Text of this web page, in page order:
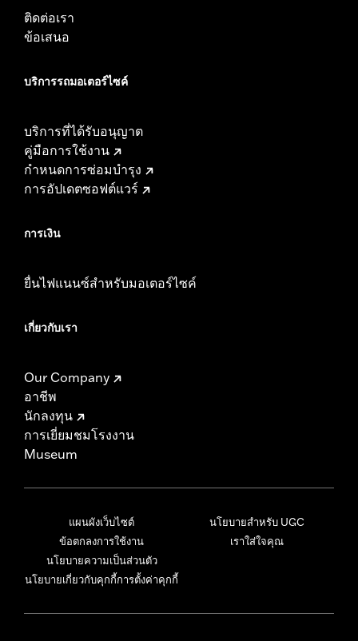
ติดต่อเรา
ข้อเสนอ
บริการรถมอเตอร์ไซค์​
บริการที่ได้รับอนุญาต
คู่มือการใช้งาน
กำหนดการซ่อมบำรุง
การอัปเดตซอฟต์แวร์
การเงิน
ยื่นไฟแนนซ์สำหรับมอเตอร์ไซค์
เกี่ยวกับเรา
Our Company
อาชีพ
นักลงทุน
การเยี่ยมชมโรงงาน
Museum
แผนผังเว็บไซต์
ข้อตกลงการใช้งาน
นโยบายความเป็นส่วนตัว
นโยบายเกี่ยวกับคุกกี้การตั้งค่าคุกกี้
นโยบายสำหรับ UGC
เราใส่ใจคุณ